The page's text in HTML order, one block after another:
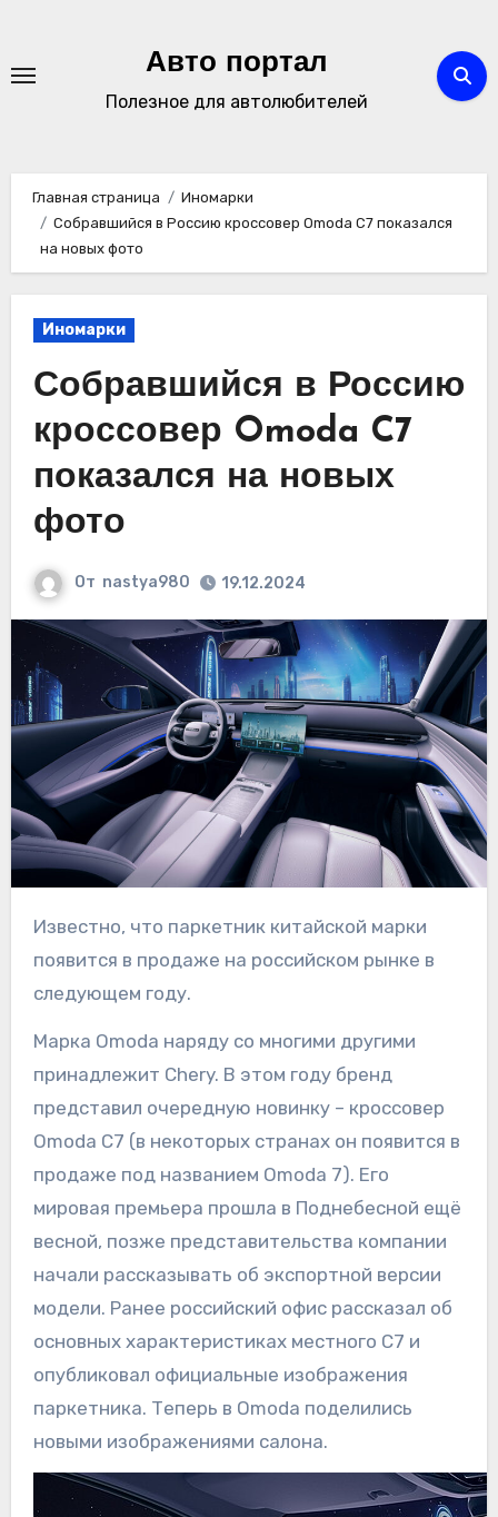
содержимому
Авто портал
Полезное для автолюбителей
Главная страница
Иномарки
Собравшийся в Россию кроссовер Omoda C7 показался
на новых фото
Иномарки
Собравшийся в Россию
кроссовер Omoda C7
показался на новых
фото
От nastya980 19.12.2024
Известно, что паркетник китайской марки
появится в продаже на российском рынке в
следующем году.
Марка Omoda наряду со многими другими
принадлежит Chery. В этом году бренд
представил очередную новинку – кроссовер
Omoda C7 (в некоторых странах он появится в
продаже под названием Omoda 7). Его
мировая премьера прошла в Поднебесной ещё
весной, позже представительства компании
начали рассказывать об экспортной версии
модели. Ранее российский офис рассказал об
основных характеристиках местного C7 и
опубликовал официальные изображения
паркетника. Теперь в Omoda поделились
новыми изображениями салона.